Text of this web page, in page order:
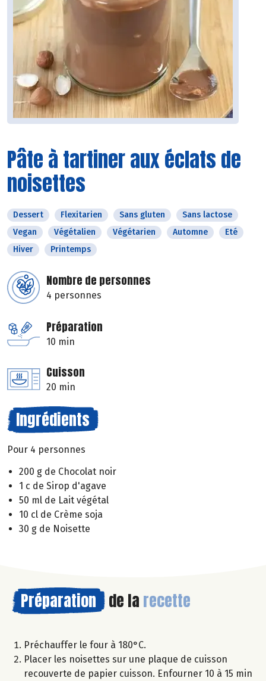
Pâte à tartiner aux éclats de
noisettes
Dessert Flexitarien Sans gluten
Sans lactose
Vegan
Végétalien Végétarien Automne
Eté
Hiver
Printemps
Nombre de personnes
4 personnes
Préparation
10 min
Cuisson
20 min
Ingrédients
Pour 4 personnes
200 g de Chocolat noir
1 c de Sirop d'agave
50 ml de Lait végétal
10 cl de Crème soja
30 g de Noisette
Préparation de la recette
Préchauffer le four à 180°C.
Placer les noisettes sur une plaque de cuisson
recouverte de papier cuisson. Enfourner 10 à 15 min